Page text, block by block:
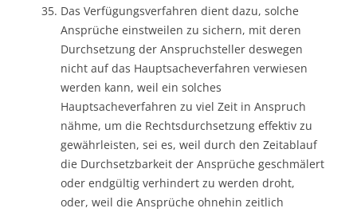
Das Verfügungsverfahren dient dazu, solche
Ansprüche einstweilen zu sichern, mit deren
Durchsetzung der Anspruchsteller deswegen
nicht auf das Hauptsacheverfahren verwiesen
werden kann, weil ein solches
Hauptsacheverfahren zu viel Zeit in Anspruch
nähme, um die Rechtsdurchsetzung effektiv zu
gewährleisten, sei es, weil durch den Zeitablauf
die Durchsetzbarkeit der Ansprüche geschmälert
oder endgültig verhindert zu werden droht,
oder, weil die Ansprüche ohnehin zeitlich